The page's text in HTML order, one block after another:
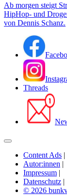
Ab morgen steigt
HipHop- und
von Dennis Schanz.
Threads
Content Ads |
Autor:innen |
Impressum |
Datenschutz |
© 2026